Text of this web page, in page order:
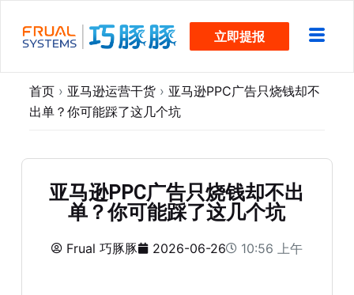
过
立即提报
首页 › 亚马逊运营干货 › 亚马逊PPC广告只烧钱却不
出单？你可能踩了这几个坑
亚马逊PPC广告只烧钱却不出
单？你可能踩了这几个坑
Frual 巧豚豚 2026-06-26 10:56 上午